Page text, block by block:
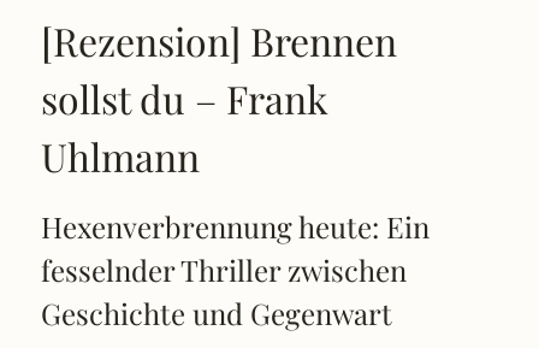
[Rezension] Brennen
sollst du – Frank
Uhlmann
Hexenverbrennung heute: Ein
fesselnder Thriller zwischen
Geschichte und Gegenwart